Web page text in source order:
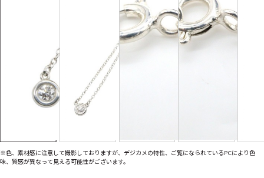
※色、素材感に注意して撮影しておりますが、デジカメの特性、ご覧になられているPCにより色
味、質感が異なって見える可能性がございます。